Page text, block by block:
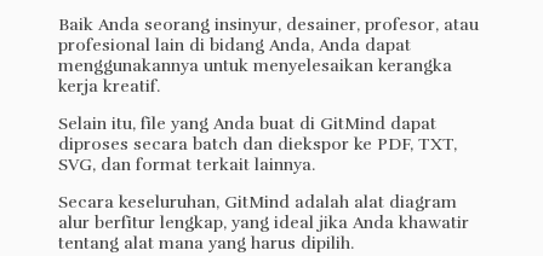
Baik Anda seorang insinyur, desainer, profesor, atau
profesional lain di bidang Anda, Anda dapat
menggunakannya untuk menyelesaikan kerangka
kerja kreatif.
Selain itu, file yang Anda buat di GitMind dapat
diproses secara batch dan diekspor ke PDF, TXT,
SVG, dan format terkait lainnya.
Secara keseluruhan, GitMind adalah alat diagram
alur berfitur lengkap, yang ideal jika Anda khawatir
tentang alat mana yang harus dipilih.